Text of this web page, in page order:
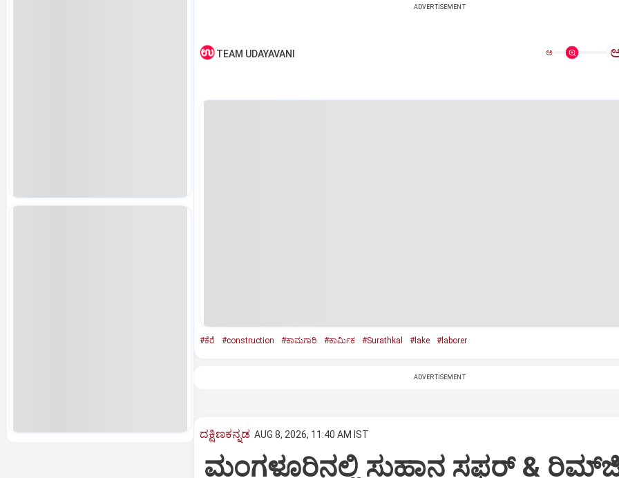
ADVERTISEMENT
TEAM UDAYAVANI ಅ
#ಕೆರೆ #construction #ಕಾಮಗಾರಿ #ಕಾರ್ಮಿಕ #Surathkal #lake #laborer
ADVERTISEMENT
ದಕ್ಷಿಣಕನ್ನಡ AUG 8, 2026, 11:40 AM IST
ಮಂಗಳೂರಿನಲ್ಲಿ ಸುಹಾನ ಸಫರ್ &